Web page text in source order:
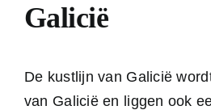
Galicië
De kustlijn van Galicië
van Galicië en liggen ook